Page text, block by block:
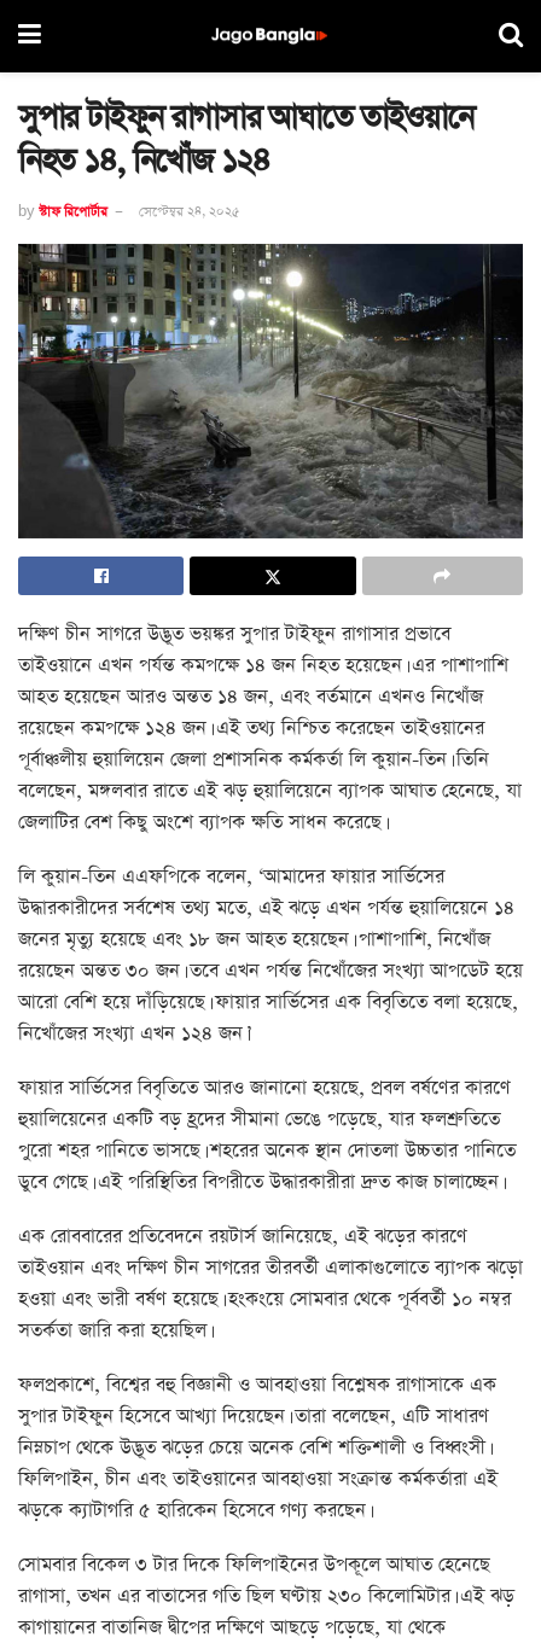
সুপার টাইফুন রাগাসার আঘাতে তাইওয়ানে
নিহত ১৪, নিখোঁজ ১২৪
by স্টাফ রিপোর্টার সেপ্টেম্বর ২৪, ২০২৫
দক্ষিণ চীন সাগরে উদ্ভূত ভয়ঙ্কর সুপার টাইফুন রাগাসার প্রভাবে
তাইওয়ানে এখন পর্যন্ত কমপক্ষে ১৪ জন নিহত হয়েছেন। এর পাশাপাশি
আহত হয়েছেন আরও অন্তত ১৪ জন, এবং বর্তমানে এখনও নিখোঁজ
রয়েছেন কমপক্ষে ১২৪ জন। এই তথ্য নিশ্চিত করেছেন তাইওয়ানের
পূর্বাঞ্চলীয় হুয়ালিয়েন জেলা প্রশাসনিক কর্মকর্তা লি কুয়ান-তিন। তিনি
বলেছেন, মঙ্গলবার রাতে এই ঝড় হুয়ালিয়েনে ব্যাপক আঘাত হেনেছে, যা
জেলাটির বেশ কিছু অংশে ব্যাপক ক্ষতি সাধন করেছে।
লি কুয়ান-তিন এএফপিকে বলেন, ‘আমাদের ফায়ার সার্ভিসের
উদ্ধারকারীদের সর্বশেষ তথ্য মতে, এই ঝড়ে এখন পর্যন্ত হুয়ালিয়েনে ১৪
জনের মৃত্যু হয়েছে এবং ১৮ জন আহত হয়েছেন। পাশাপাশি, নিখোঁজ
রয়েছেন অন্তত ৩০ জন। তবে এখন পর্যন্ত নিখোঁজের সংখ্যা আপডেট হয়ে
আরো বেশি হয়ে দাঁড়িয়েছে। ফায়ার সার্ভিসের এক বিবৃতিতে বলা হয়েছে,
নিখোঁজের সংখ্যা এখন ১২৪ জন।’
ফায়ার সার্ভিসের বিবৃতিতে আরও জানানো হয়েছে, প্রবল বর্ষণের কারণে
হুয়ালিয়েনের একটি বড় হ্রদের সীমানা ভেঙে পড়েছে, যার ফলশ্রুতিতে
পুরো শহর পানিতে ভাসছে। শহরের অনেক স্থান দোতলা উচ্চতার পানিতে
ডুবে গেছে। এই পরিস্থিতির বিপরীতে উদ্ধারকারীরা দ্রুত কাজ চালাচ্ছেন।
এক রোববারের প্রতিবেদনে রয়টার্স জানিয়েছে, এই ঝড়ের কারণে
তাইওয়ান এবং দক্ষিণ চীন সাগরের তীরবর্তী এলাকাগুলোতে ব্যাপক ঝড়ো
হওয়া এবং ভারী বর্ষণ হয়েছে। হংকংয়ে সোমবার থেকে পূর্ববর্তী ১০ নম্বর
সতর্কতা জারি করা হয়েছিল।
ফলপ্রকাশে, বিশ্বের বহু বিজ্ঞানী ও আবহাওয়া বিশ্লেষক রাগাসাকে এক
সুপার টাইফুন হিসেবে আখ্যা দিয়েছেন। তারা বলেছেন, এটি সাধারণ
নিম্নচাপ থেকে উদ্ভূত ঝড়ের চেয়ে অনেক বেশি শক্তিশালী ও বিধ্বংসী।
ফিলিপাইন, চীন এবং তাইওয়ানের আবহাওয়া সংক্রান্ত কর্মকর্তারা এই
ঝড়কে ক্যাটাগরি ৫ হারিকেন হিসেবে গণ্য করছেন।
সোমবার বিকেল ৩ টার দিকে ফিলিপাইনের উপকূলে আঘাত হেনেছে
রাগাসা, তখন এর বাতাসের গতি ছিল ঘণ্টায় ২৩০ কিলোমিটার। এই ঝড়
কাগায়ানের বাতানিজ দ্বীপের দক্ষিণে আছড়ে পড়েছে, যা থেকে